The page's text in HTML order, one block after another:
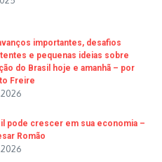
avanços importantes, desafios
e pequenas ideias sobre
do Brasil hoje e amanhã – por
Freire
pode crescer em sua economia –
Romão